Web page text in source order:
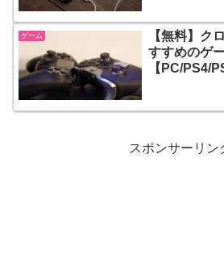
ゲーム
【無料】ク
すすめのゲ
【PC/PS4/
スポンサーリン